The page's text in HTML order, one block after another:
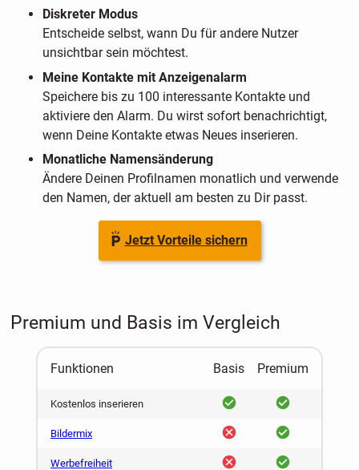
Diskreter Modus
Entscheide selbst, wann Du für andere Nutzer
unsichtbar sein möchtest.
Meine Kontakte mit Anzeigenalarm
Speichere bis zu 100 interessante Kontakte und
aktiviere den Alarm. Du wirst sofort benachrichtigt,
wenn Deine Kontakte etwas Neues inserieren.
Monatliche Namensänderung
Ändere Deinen Profilnamen monatlich und verwende
den Namen, der aktuell am besten zu Dir passt.
Jetzt Vorteile sichern
Premium und Basis im Vergleich
Funktionen Basis Premium
Kostenlos inserieren ja ja
Bildermix nein ja
Werbefreiheit nein ja